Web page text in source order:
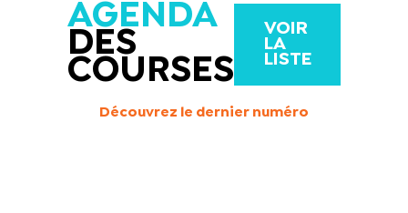
AGENDA
DES
COURSES
VOIR
LA
LISTE
Découvrez le dernier numéro